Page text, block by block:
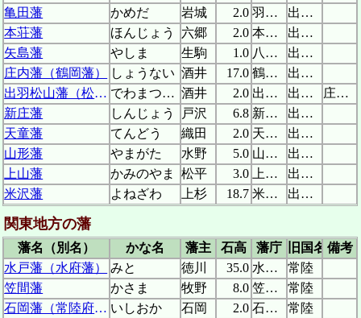
亀田藩
かめだ 岩城 2.0 羽後亀田城
出羽(羽後)
本荘藩
ほんじょう 六郷 2.0 本荘城
出羽(羽後)
矢島藩
やしま 生駒 1.0 八森城
出羽(羽後)
庄内藩（鶴岡藩）
しょうない 酒井 17.0 鶴ヶ岡城
出羽(羽前)
出羽松山藩（松嶺藩）
でわまつやま 酒井 2.0 出羽松山城 出羽(羽前)
庄内藩支藩
新庄藩
しんじょう 戸沢 6.8 新庄城
出羽(羽前)
天童藩
てんどう 織田 2.0 天童陣屋
出羽(羽前)
山形藩
やまがた 水野 5.0 山形城
出羽(羽前)
上山藩
かみのやま 松平 3.0 上山城
出羽(羽前)
米沢藩
よねざわ 上杉 18.7 米沢城 出羽(羽前)
関東地方の藩
藩名（別名） かな名 藩主 石高 藩庁 旧国名 備考
水戸藩（水府藩）
みと 徳川 35.0 水戸城
常陸
笠間藩
かさま 牧野 8.0 笠間城
常陸
石岡藩（常陸府中藩） いしおか 石岡 2.0 石岡陣屋
常陸